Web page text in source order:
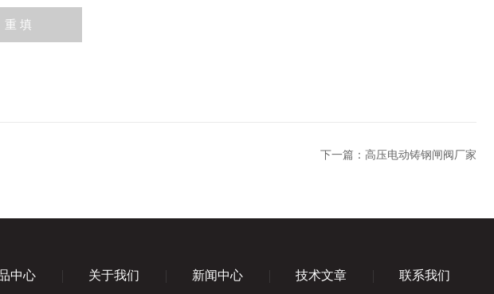
下一篇： 高压电动铸钢闸阀厂家
中心 关于我们 新闻中心 技术文章 联系我们